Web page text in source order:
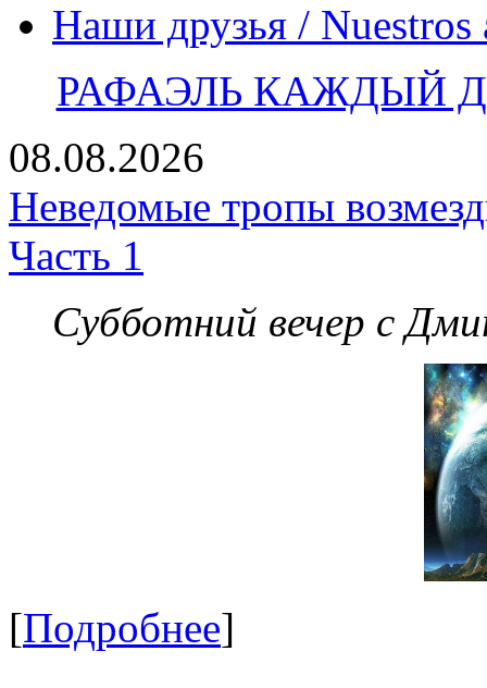
Наши друзья / Nuestros
РАФАЭЛЬ КАЖДЫЙ
08.08.2026
Неведомые тропы
Часть 1
Субботний вечер с
[Подробнее]